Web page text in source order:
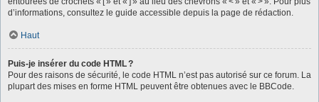
d’informations, consultez le guide accessible depuis la page de rédaction.
Haut
Puis-je insérer du code HTML ?
Pour des raisons de sécurité, le code HTML n’est pas autorisé sur ce forum. La
plupart des mises en forme HTML peuvent être obtenues avec le BBCode.